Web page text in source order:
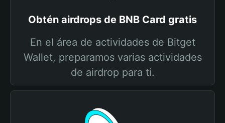
Obtén airdrops de BNB Card gratis
En el área de actividades de Bitget
Wallet, preparamos varias actividades
de airdrop para ti.